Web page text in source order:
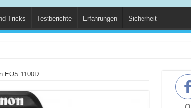
Tricks Testberichte Erfahrungen Sicherheit
EOS 1100D